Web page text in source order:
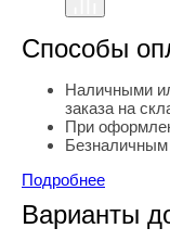
Способы
Наличными
заказа на
При
Безналичным
Подробнее
Варианты